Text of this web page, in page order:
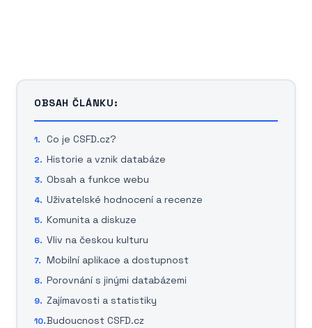
OBSAH ČLÁNKU:
Co je CSFD.cz?
Historie a vznik databáze
Obsah a funkce webu
Uživatelské hodnocení a recenze
Komunita a diskuze
Vliv na českou kulturu
Mobilní aplikace a dostupnost
Porovnání s jinými databázemi
Zajímavosti a statistiky
Budoucnost CSFD.cz